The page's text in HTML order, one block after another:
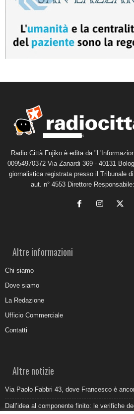
Radio Città Fujiko è edita da
00954970372 Via Zanardi 369 - 40131
giornalistica registrata presso il Tribunale
aut. n° 4553 Direttore
Altre informazioni
Chi siamo
Dove siamo
La Redazione
Ufficio Commerciale
Contatti
Altre notizie
Via Paolo Fabbri 43, dove Francesco è
Dall’idea al componente finito: le verifiche